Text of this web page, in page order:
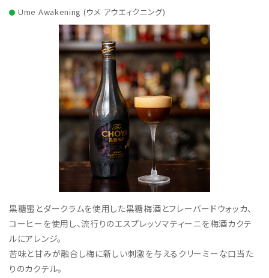
Ume Awakening (ウメ アウエィクニング)
黒糖蜜とダークラムを使用した黒糖梅酒とフレーバードウォッカ、
コーヒーを使用し、流行りのエスプレッソマティーニを梅酒カクテ
ルにアレンジ。
苦味と甘みが融合し梅に新しい刺激を与えるクリーミーな口当た
りのカクテル。